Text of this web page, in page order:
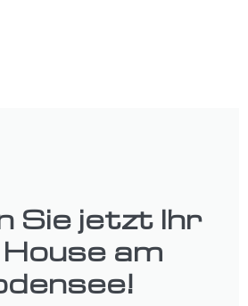
Sie jetzt Ihr
House am